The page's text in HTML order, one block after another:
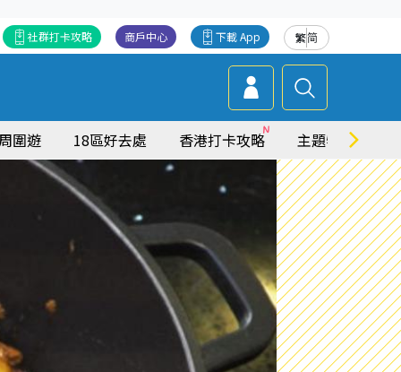
繁简
下載 App
商戶中心
社群打卡攻略
圍遊 18區好去處 香港打卡攻略 主題特集